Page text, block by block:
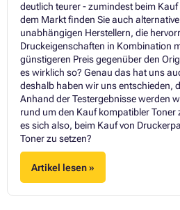
deutlich teurer - zumindest beim
dem Markt finden Sie auch
unabhängigen Herstellern, die
Druckeigenschaften in Kombination
günstigeren Preis gegenüber den
es wirklich so? Genau das hat uns
deshalb haben wir uns entschieden,
Anhand der Testergebnisse werden
rund um den Kauf kompatibler
es sich also, beim Kauf von
Toner zu setzen?
Artikel lesen »